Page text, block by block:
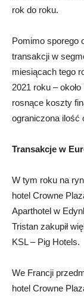
rok do roku.
Pomimo sporego
transakcji w
miesiącach tego
2021 roku –
rosnące koszty
ograniczona ilość
Transakcje w
W tym roku na
hotel Crowne
Aparthotel w
Tristan zakupił
KSL – Pig Hotels.
We Francji
hotel Crowne